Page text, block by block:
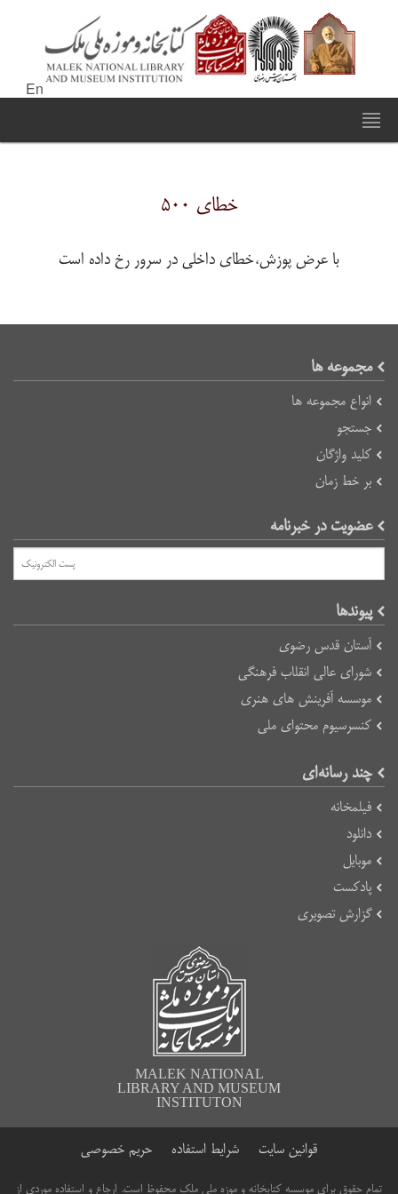
En
خطای ۵۰۰
با عرض پوزش،خطای داخلی در سرور رخ داده است
مجموعه ها
انواع مجموعه ها
جستجو
کلید واژگان
بر خط زمان
عضویت در خبرنامه
پیوند‌ها
آستان قدس رضوی
شورای عالی انقلاب فرهنگی
موسسه آفرینش های هنری
کنسرسیوم محتوای ملی
چند رسانه‌ای
فیلمخانه
دانلود
موبایل
پادکست
گزارش تصویری
MALEK NATIONAL
LIBRARY AND MUSEUM
INSTITUTON
قوانین سایت شرایط استفاده حریم خصوصی
تمام حقوق برای موسسه کتابخانه و موزه ملی ملک محفوظ است. ارجاع و استفاده موردی از